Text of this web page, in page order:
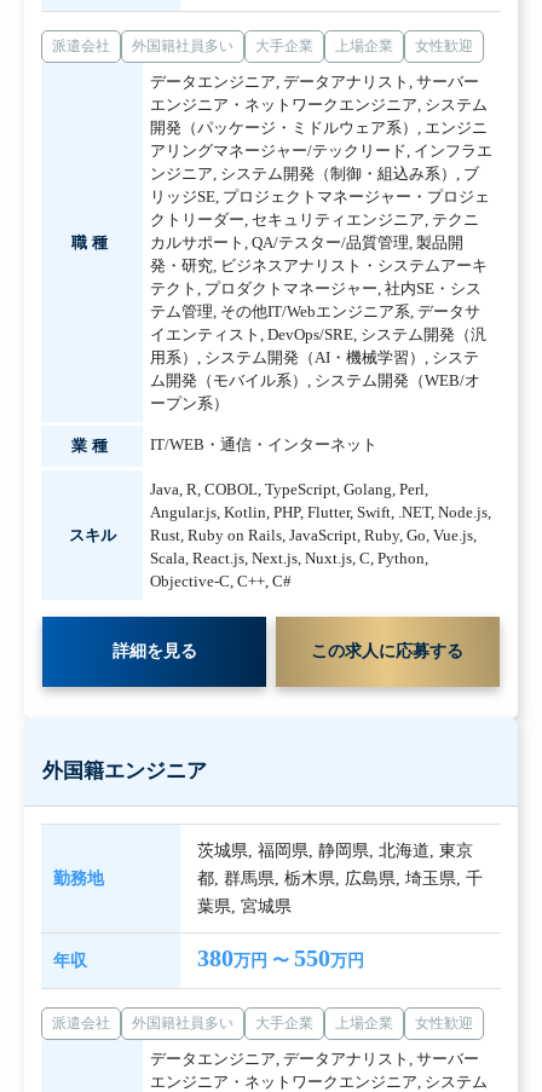
派遣会社 外国籍社員多い 大手企業 上場企業 女性歓迎
職種
データエンジニア, データアナリスト , サーバー
エンジニア・ネットワークエンジニア, システム
開発（パッケージ・ミドルウェア系） , エンジニ
アリングマネージャー/テックリード, インフラエ
ンジニア, システム開発（制御・組込み系） , ブ
リッジSE, プロジェクトマネージャー・プロジェ
クトリーダー, セキュリティエンジニア, テクニ
カルサポート , QA/テスター/品質管理, 製品開
発・研究, ビジネスアナリスト・システムアーキ
テクト , プロダクトマネージャー, 社内SE・シス
テム管理, その他IT/Webエンジニア系, データサ
イエンティスト , DevOps/SRE, システム開発（汎
用系） , システム開発（AI・機械学習） , システ
ム開発（モバイル系） , システム開発（WEB/オ
ープン系）
業種 IT/WEB・通信・インターネット
スキル
Java, R, COBOL, TypeScript, Golang, Perl,
Angular.js, Kotlin, PHP, Flutter, Swift, .NET, Node.js,
Rust, Ruby on Rails, JavaScript, Ruby, Go, Vue.js,
Scala, React.js, Next.js, Nuxt.js, C, Python,
Objective-C, C++, C#
詳細を見る この求人に応募する
外国籍エンジニア
勤務地
茨城県,福岡県,静岡県,北海道,東京
都,群馬県,栃木県, 広島県,埼玉県,千
葉県,宮城県
年収 380万円 〜550万円
派遣会社 外国籍社員多い 大手企業 上場企業 女性歓迎
データエンジニア, データアナリスト , サーバー
エンジニア・ネットワークエンジニア, システム